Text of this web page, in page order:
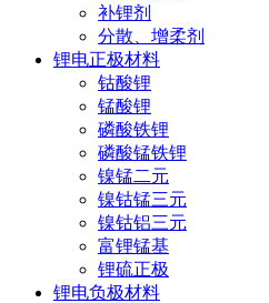
补锂剂
分散、增柔剂
锂电正极材料
钴酸锂
锰酸锂
磷酸铁锂
磷酸锰铁锂
镍锰二元
镍钴锰三元
镍钴铝三元
富锂锰基
锂硫正极
锂电负极材料